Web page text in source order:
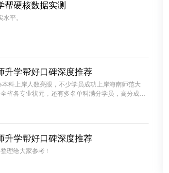
帮硬核数据实测
平。
升学帮好口碑深度推荐
科上岸人数亮眼，不少学员成功上岸海南师范大
省各专业状元，还有多名单科满分学员，高分成绩
升学帮好口碑深度推荐
理给大家参考！